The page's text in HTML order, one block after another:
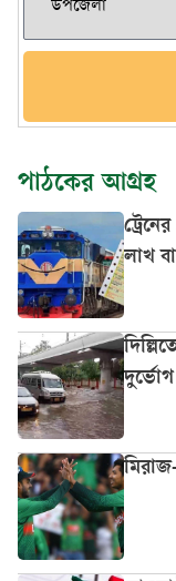
পাঠকের আগ্রহ
লাখ
দুর্ভোগ